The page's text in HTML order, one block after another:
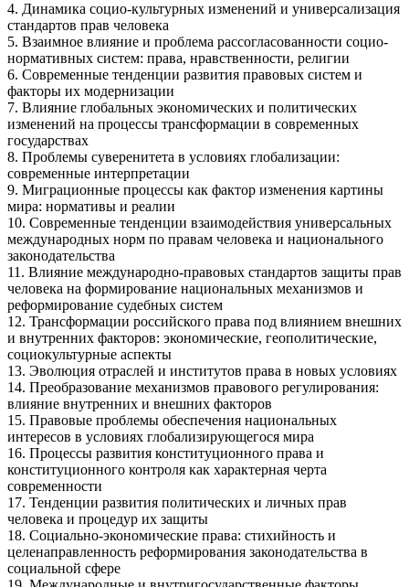
4. Динамика социо-культурных изменений и универсализация
стандартов прав человека
5. Взаимное влияние и проблема рассогласованности социо-
нормативных систем: права, нравственности, религии
6. Современные тенденции развития правовых систем и
факторы их модернизации
7. Влияние глобальных экономических и политических
изменений на процессы трансформации в современных
государствах
8. Проблемы суверенитета в условиях глобализации:
современные интерпретации
9. Миграционные процессы как фактор изменения картины
мира: нормативы и реалии
10. Современные тенденции взаимодействия универсальных
международных норм по правам человека и национального
законодательства
11. Влияние международно-правовых стандартов защиты прав
человека на формирование национальных механизмов и
реформирование судебных систем
12. Трансформации российского права под влиянием внешних
и внутренних факторов: экономические, геополитические,
социокультурные аспекты
13. Эволюция отраслей и институтов права в новых условиях
14. Преобразование механизмов правового регулирования:
влияние внутренних и внешних факторов
15. Правовые проблемы обеспечения национальных
интересов в условиях глобализирующегося мира
16. Процессы развития конституционного права и
конституционного контроля как характерная черта
современности
17. Тенденции развития политических и личных прав
человека и процедур их защиты
18. Социально-экономические права: стихийность и
целенаправленность реформирования законодательства в
социальной сфере